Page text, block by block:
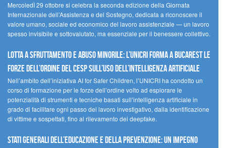
MercoledÌ 29 ottobre si celebra la seconda edizione della Giornata
Internazionale dell’Assistenza e del Sostegno, dedicata a riconoscere il
valore umano, sociale ed economico del lavoro assistenziale — un lavoro
spesso invisibile e sottovalutato, ma essenziale per il benessere collettivo.
Lotta a sfruttamento e abuso minorile: l’UNICRI forma a Bucarest le
forze dell’ordine del CESP sull’uso dell’Intelligenza Artificiale
Nell’ambito dell’iniziativa AI for Safer Children, l’UNICRI ha condotto un
corso di formazione per le forze dell’ordine volto ad esplorare le
potenzialità di strumenti e tecniche basati sull’intelligenza artificiale in
grado di facilitare ogni passo del lavoro investigativo, dalla identificazione
di vittime e sospettati, fino al rilevamento dei deepfake.
Stati Generali dell’Educazione e della Prevenzione: un impegno